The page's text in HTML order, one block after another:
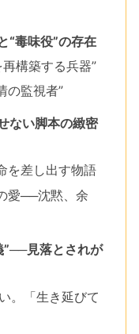
“毒味役”の存在
構築する兵器”
の監視者”
ない脚本の緻密
を差し出す物語
愛──沈黙、余
”──見落とされが
。「生き延びて